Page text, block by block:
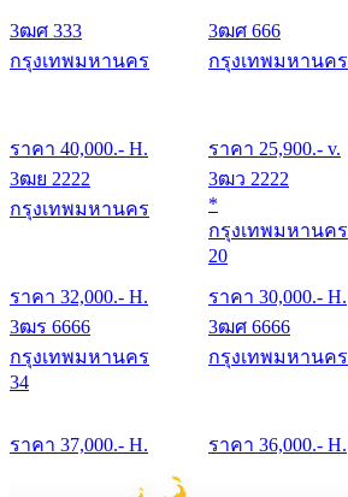
3ฒศ 333
กรุงเทพมหานคร
ราคา 40,000.- H.
3ฒศ 666
กรุงเทพมหานคร
ราคา 25,900.- v.
3ฒย 2222
กรุงเทพมหานคร
ราคา 32,000.- H.
3ฒว 2222
*
กรุงเทพมหานคร
20
ราคา 30,000.- H.
3ฒร 6666
กรุงเทพมหานคร
34
ราคา 37,000.- H.
3ฒศ 6666
กรุงเทพมหานคร
ราคา 36,000.- H.